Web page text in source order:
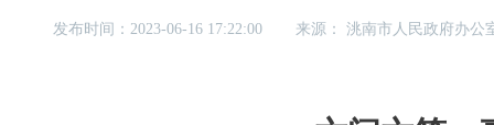
发布时间：2023-06-16 17:22:00 来源：洮南市人民政府办公